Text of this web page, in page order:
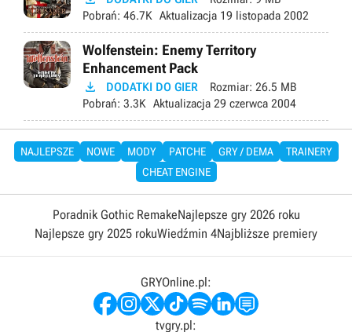
Pobrań: 46.7K Aktualizacja 19 listopada 2002
Wolfenstein: Enemy Territory
Enhancement Pack
 DODATKI DO GIER Rozmiar: 26.5 MB
Pobrań: 3.3K Aktualizacja 29 czerwca 2004
NAJLEPSZE NOWE MODY PATCHE GRY / DEMA
TRAINERY
CHEAT ENGINE
Poradnik Gothic RemakeNajlepsze gry 2026 roku
Najlepsze gry 2025 rokuWiedźmin 4Najbliższe premiery
GRYOnline.pl:
tvgry.pl: